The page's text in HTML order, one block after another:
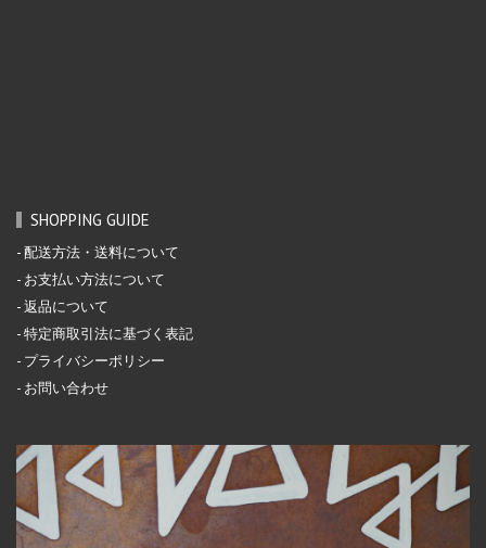
SHOPPING GUIDE
配送方法・送料について
お支払い方法について
返品について
特定商取引法に基づく表記
プライバシーポリシー
お問い合わせ